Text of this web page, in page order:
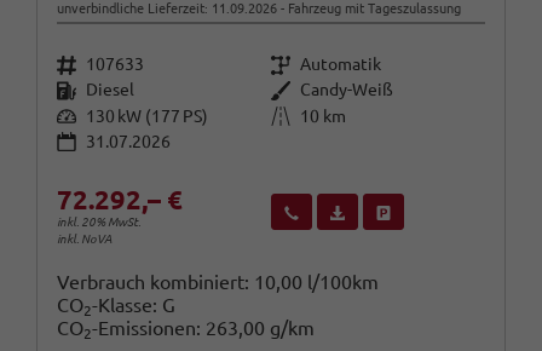
unverbindliche Lieferzeit: 11.09.2026 Fahrzeug mit Tageszulassung
Fahrzeugnr. 107633 Getriebe Automatik
Kraftstoff Diesel Außenfarbe Candy-Weiß
Leistung 130 kW (177 PS) Kilometerstand
10 km
31.07.2026
72.292,– €
inkl. 20% MwSt.
inkl. NoVA
Wir rufen Sie anFahrzeugexposé (PDF)
Verbrauch kombiniert: 10,00 l/100km
CO2-Klasse: G
CO2-Emissionen: 263,00 g/km